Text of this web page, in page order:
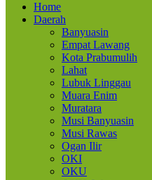
Home
Daerah
Banyuasin
Empat Lawang
Kota Prabumulih
Lahat
Lubuk Linggau
Muara Enim
Muratara
Musi Banyuasin
Musi Rawas
Ogan Ilir
OKI
OKU